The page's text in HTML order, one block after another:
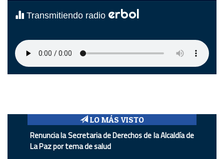
Transmitiendo radio erbol
LO MÁS VISTO
Renuncia la Secretaria de Derechos de la Alcaldía de
La Paz por tema de salud